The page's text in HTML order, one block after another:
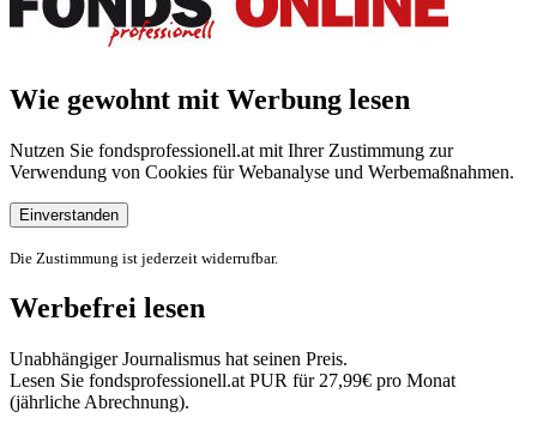
Wie gewohnt mit Werbung lesen
Nutzen Sie fondsprofessionell.at mit Ihrer Zustimmung zur
Verwendung von Cookies für Webanalyse und Werbemaßnahmen.
Einverstanden
Die Zustimmung ist jederzeit widerrufbar.
Werbefrei lesen
Unabhängiger Journalismus hat seinen Preis.
Lesen Sie fondsprofessionell.at PUR für 27,99€ pro Monat
(jährliche Abrechnung).